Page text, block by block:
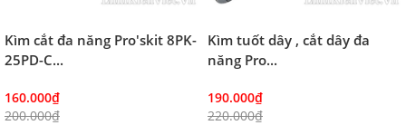
Kìm cắt đa năng Pro'skit 8PK-
25PD-C...
160.000₫
200.000₫
Kìm tuốt dây , cắt dây đa
năng Pro...
190.000₫
220.000₫